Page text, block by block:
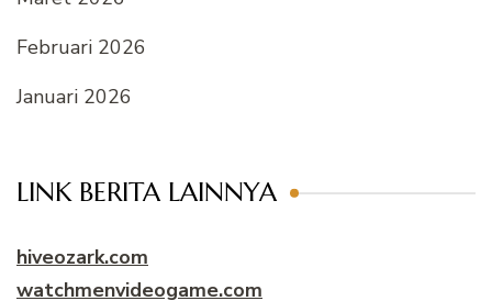
Februari 2026
Januari 2026
LINK BERITA LAINNYA
hiveozark.com
watchmenvideogame.com